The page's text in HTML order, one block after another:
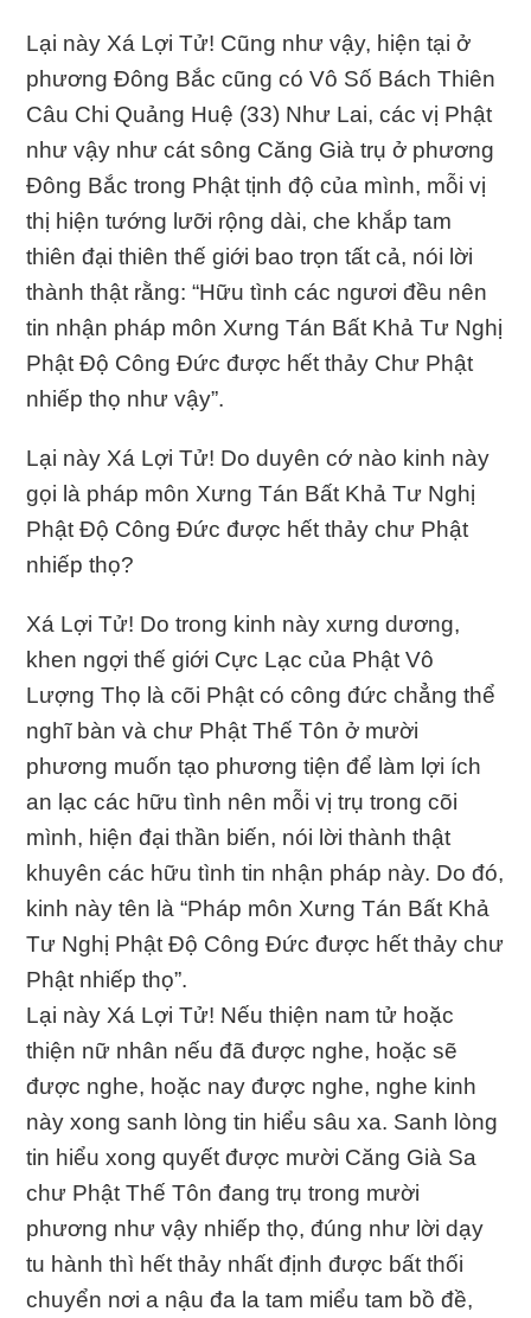
Lại này Xá Lợi Tử! Cũng như vậy, hiện tại ở
phương Ðông Bắc cũng có Vô Số Bách Thiên
Câu Chi Quảng Huệ (33) Như Lai, các vị Phật
như vậy như cát sông Căng Già trụ ở phương
Ðông Bắc trong Phật tịnh độ của mình, mỗi vị
thị hiện tướng lưỡi rộng dài, che khắp tam
thiên đại thiên thế giới bao trọn tất cả, nói lời
thành thật rằng: “Hữu tình các ngươi đều nên
tin nhận pháp môn Xưng Tán Bất Khả Tư Nghị
Phật Ðộ Công Ðức được hết thảy Chư Phật
nhiếp thọ như vậy”.
Lại này Xá Lợi Tử! Do duyên cớ nào kinh này
gọi là pháp môn Xưng Tán Bất Khả Tư Nghị
Phật Ðộ Công Ðức được hết thảy chư Phật
nhiếp thọ?
Xá Lợi Tử! Do trong kinh này xưng dương,
khen ngợi thế giới Cực Lạc của Phật Vô
Lượng Thọ là cõi Phật có công đức chẳng thể
nghĩ bàn và chư Phật Thế Tôn ở mười
phương muốn tạo phương tiện để làm lợi ích
an lạc các hữu tình nên mỗi vị trụ trong cõi
mình, hiện đại thần biến, nói lời thành thật
khuyên các hữu tình tin nhận pháp này. Do đó,
kinh này tên là “Pháp môn Xưng Tán Bất Khả
Tư Nghị Phật Ðộ Công Ðức được hết thảy chư
Phật nhiếp thọ”.
Lại này Xá Lợi Tử! Nếu thiện nam tử hoặc
thiện nữ nhân nếu đã được nghe, hoặc sẽ
được nghe, hoặc nay được nghe, nghe kinh
này xong sanh lòng tin hiểu sâu xa. Sanh lòng
tin hiểu xong quyết được mười Căng Già Sa
chư Phật Thế Tôn đang trụ trong mười
phương như vậy nhiếp thọ, đúng như lời dạy
tu hành thì hết thảy nhất định được bất thối
chuyển nơi a nậu đa la tam miểu tam bồ đề,